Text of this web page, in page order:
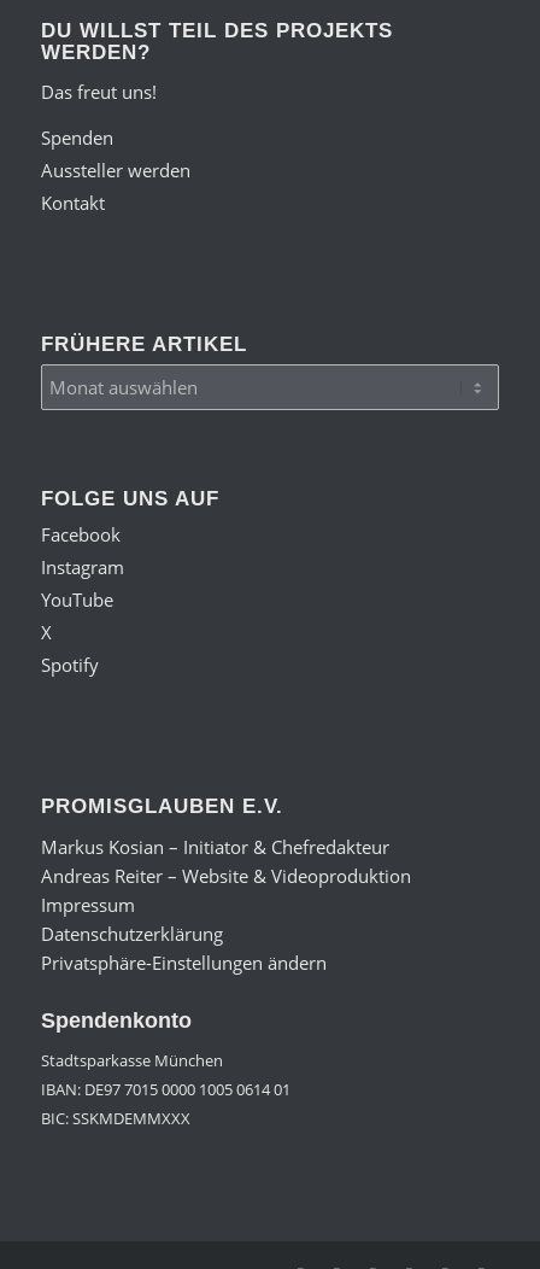
DU WILLST TEIL DES PROJEKTS
WERDEN?
Das freut uns!
Spenden
Aussteller werden
Kontakt
FRÜHERE ARTIKEL
FOLGE UNS AUF
Facebook
Instagram
YouTube
X
Spotify
PROMISGLAUBEN E.V.
Markus Kosian – Initiator & Chefredakteur
Andreas Reiter – Website & Videoproduktion
Impressum
Datenschutzerklärung
Privatsphäre-Einstellungen ändern
Spendenkonto
Stadtsparkasse München
IBAN: DE97 7015 0000 1005 0614 01
BIC: SSKMDEMMXXX